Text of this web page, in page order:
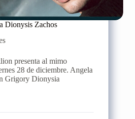
Dionysis Zachos
presenta al mimo
28 de diciembre. Angela
Grigory Dionysia